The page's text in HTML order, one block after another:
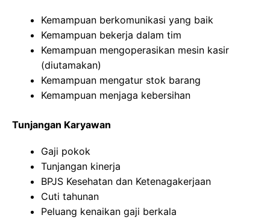
Kemampuan berkomunikasi yang baik
Kemampuan bekerja dalam tim
Kemampuan mengoperasikan mesin kasir
(diutamakan)
Kemampuan mengatur stok barang
Kemampuan menjaga kebersihan
Tunjangan Karyawan
Gaji pokok
Tunjangan kinerja
BPJS Kesehatan dan Ketenagakerjaan
Cuti tahunan
Peluang kenaikan gaji berkala